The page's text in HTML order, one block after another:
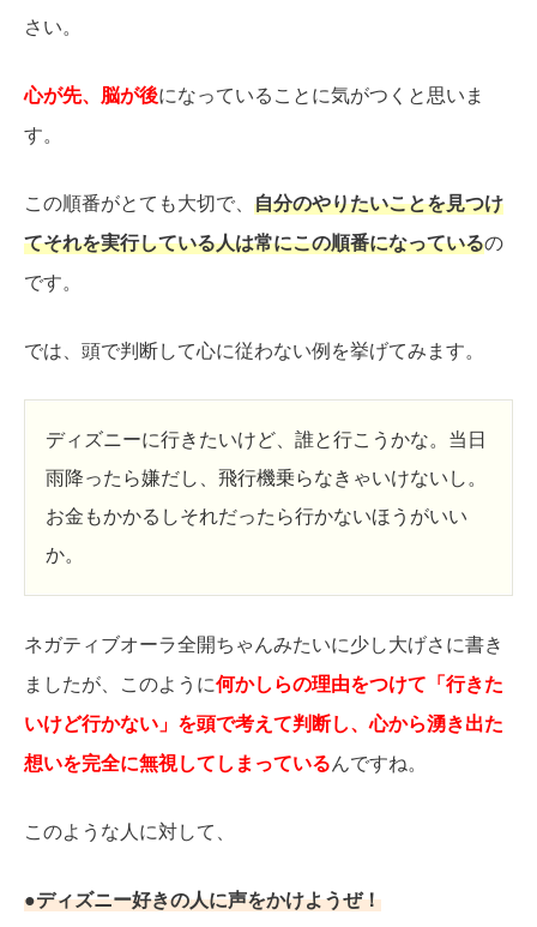
さい。
心が先、脳が後になっていることに気がつくと思いま
す。
この順番がとても大切で、 自分のやりたいことを見つけ
てそれを実行している人は常にこの順番になっているの
です。
では、頭で判断して心に従わない例を挙げてみます。
ディズニーに行きたいけど、誰と行こうかな。当日
雨降ったら嫌だし、飛行機乗らなきゃいけないし。
お金もかかるしそれだったら行かないほうがいい
か。
ネガティブオーラ全開ちゃんみたいに少し大げさに書き
ましたが、このように何かしらの理由をつけて「行きた
いけど行かない」を頭で考えて判断し、心から湧き出た
想いを完全に無視してしまっているんですね。
このような人に対して、
●ディズニー好きの人に声をかけようぜ！